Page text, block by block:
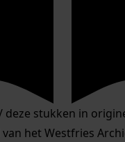
deze stukken in
het Westfries